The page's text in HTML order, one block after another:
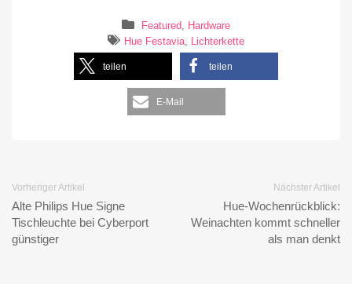
Featured, Hardware
Hue Festavia, Lichterkette
teilen teilen
E-Mail
Vorheriger Artikel
Alte Philips Hue Signe
Tischleuchte bei Cyberport
günstiger
Nächster Artikel
Hue-Wochenrückblick:
Weinachten kommt schneller
als man denkt